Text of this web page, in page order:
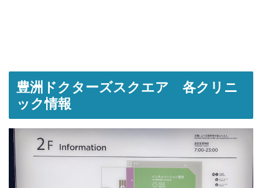
豊洲ドクターズスクエア 各クリニ
ック情報